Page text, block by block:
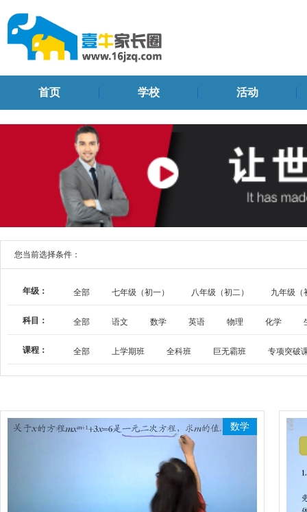
首页 学校 活动
您当前选择条件：
年级： 全部 七年级（初一） 八年级（初二） 九年级（
科目： 全部 语文 数学 英语 物理 化学
课程： 全部 上学期班 全科班 巨无霸班 专项突破
数学